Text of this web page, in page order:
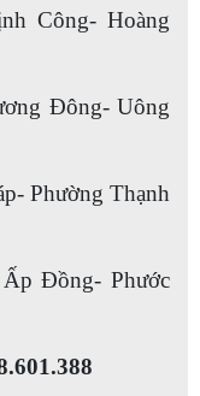
Công- Hoàng
Đông- Uông
Phường Thạnh
Đồng- Phước